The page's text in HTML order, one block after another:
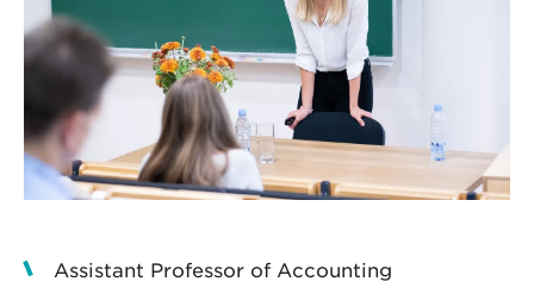
Assistant Professor of Accounting